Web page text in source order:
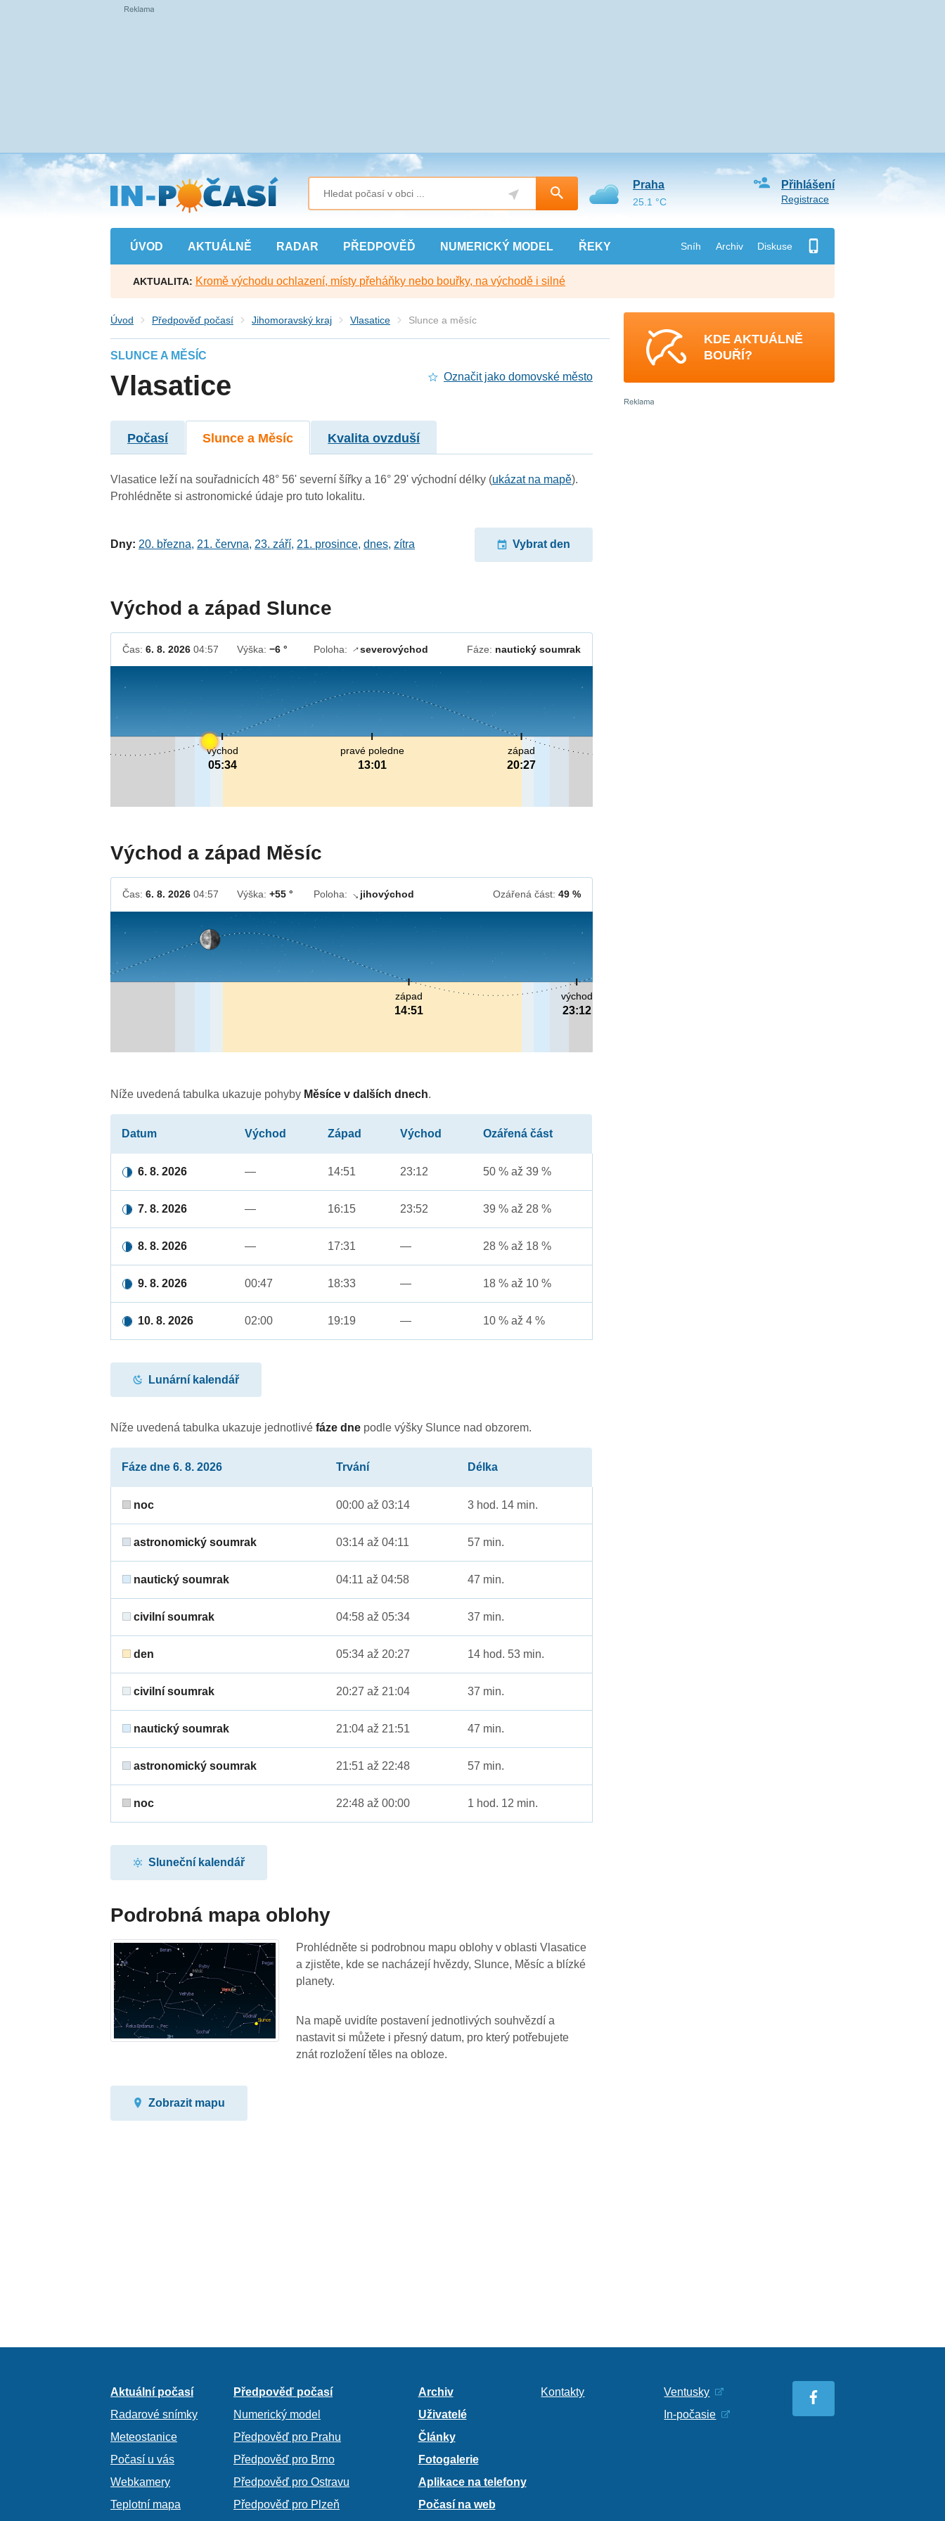
Přejít
na
hlavní
obsah
ÚVOD AKTUÁLNĚ RADAR PŘEDPOVĚĎ NUMERICKÝ MODEL ŘEKY Sníh Archiv Diskuse
Přihlášení
Registrace
Praha
25.1 °C
AKTUALITA: Kromě východu ochlazení, místy přeháňky nebo bouřky, na východě i silné
Úvod Předpověď počasí Jihomoravský kraj Vlasatice Slunce a měsíc
SLUNCE A MĚSÍC
Vlasatice Označit jako domovské město
Počasí Slunce a Měsíc Kvalita ovzduší
Vlasatice leží na souřadnicích 48° 56' severní šířky a 16° 29' východní délky (ukázat na mapě).
Prohlédněte si astronomické údaje pro tuto lokalitu.
Dny: 20. března, 21. června, 23. září, 21. prosince,dnes,zítra Vybrat den
Východ a západ Slunce
Čas:6. 8. 2026 04:57 Výška:−6 ° Poloha: ↓severovýchod Fáze: nautický soumrak
pravé poledne
13:01
východ
05:34
západ
20:27
Východ a západ Měsíc
Čas:6. 8. 2026 04:57 Výška:+55 ° Poloha: ↓ jihovýchod Ozářená část: 49 %
východ
23:12
západ
14:51
Níže uvedená tabulka ukazuje pohyby Měsíce v dalších dnech.
Datum Východ Západ Východ Ozářená část
6. 8. 2026 — 14:51 23:12 50 % až 39 %
7. 8. 2026 — 16:15 23:52 39 % až 28 %
8. 8. 2026 — 17:31 — 28 % až 18 %
9. 8. 2026 00:47 18:33 — 18 % až 10 %
10. 8. 2026 02:00 19:19 — 10 % až 4 %
Lunární kalendář
Níže uvedená tabulka ukazuje jednotlivéfáze dne podle výšky Slunce nad obzorem.
Fáze dne 6. 8. 2026 Trvání Délka
noc 00:00 až 03:14 3 hod. 14 min.
astronomický soumrak 03:14 až 04:11 57 min.
nautický soumrak 04:11 až 04:58 47 min.
civilní soumrak 04:58 až 05:34 37 min.
den 05:34 až 20:27 14 hod. 53 min.
civilní soumrak 20:27 až 21:04 37 min.
nautický soumrak 21:04 až 21:51 47 min.
astronomický soumrak 21:51 až 22:48 57 min.
noc 22:48 až 00:00 1 hod. 12 min.
Sluneční kalendář
Podrobná mapa oblohy
Prohlédněte si podrobnou mapu oblohy v oblasti Vlasatice
a zjistěte, kde se nacházejí hvězdy, Slunce, Měsíc a blízké
planety.
Na mapě uvidíte postavení jednotlivých souhvězdí a
nastavit si můžete i přesný datum, pro který potřebujete
znát rozložení těles na obloze.
Zobrazit mapu
KDE AKTUÁLNĚ
BOUŘÍ?
Aktuální počasí
Radarové snímky
Meteostanice
Počasí u vás
Webkamery
Teplotní mapa
Předpověď počasí
Numerický model
Předpověď pro Prahu
Předpověď pro Brno
Předpověď pro Ostravu
Předpověď pro Plzeň
Archiv
Uživatelé
Články
Fotogalerie
Aplikace na telefony
Počasí na web
Kontakty
Ventusky
In-počasie